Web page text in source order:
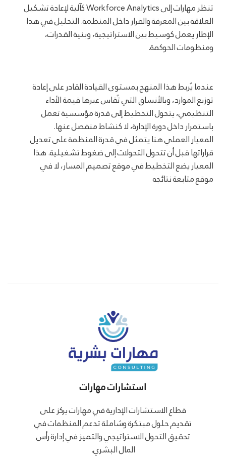
تنظر مهارات إلى Workforce Analytics كآلية لإعادة تشكيل
العلاقة بين المعرفة والقرار داخل المنظمة. التحليل في هذا
الإطار يعمل كوسيط بين الاستراتيجية، وبنية القدرات،
ومنظومات الحوكمة.
عندما يُربط هذا المنهج بمستوى القيادة القادر على إعادة
توزيع الموارد، وبالأنساق التي تُقاس عبرها قيمة الأداء
التنظيمي، يتحول التخطيط إلى قدرة مؤسسية تعمل
باستمرار داخل دورة الإدارة، لا كنشاط منفصل عنها.
المعيار العملي هنا يتمثل في قدرة المنظمة على تعديل
قراراتها قبل أن تتحول التحولات إلى ضغوط تشغيلية. هذا
المعيار يضع التخطيط في موقع تصميم المسار، لا في
موقع متابعة نتائجه
استشارات مهارات
قطاع الاستشارات الإدارية في مهارات يركز على
تقديم حلول مبتكرة وشاملة تدعم المنظمات في
تحقيق التحول الاستراتيجي والتميز في إدارة رأس
المال البشري.